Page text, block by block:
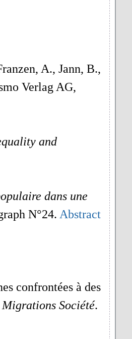
A., Jann, B.,
Verlag AG,
and
dans une
N°24. Abstract
confrontées à des
Migrations Société.